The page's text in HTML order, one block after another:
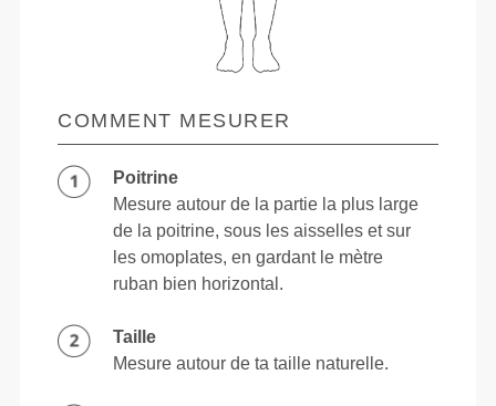
COMMENT MESURER
Poitrine
Mesure autour de la partie la plus large
de la poitrine, sous les aisselles et sur
les omoplates, en gardant le mètre
ruban bien horizontal.
Taille
Mesure autour de ta taille naturelle.